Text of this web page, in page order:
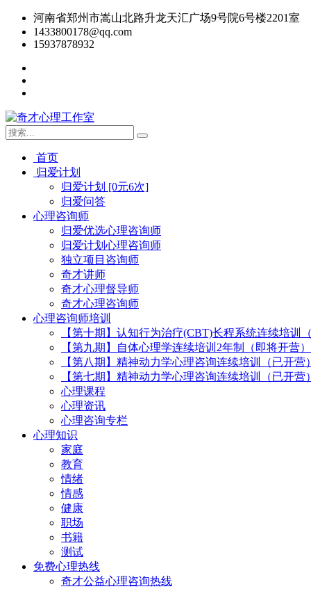
河南省郑州市嵩山北路升龙天汇广场9号院6号楼2201室
1433800178@qq.com
15937878932
首页
归爱计划
归爱计划 [0元6次]
归爱问答
心理咨询师
归爱优选心理咨询师
归爱计划心理咨询师
独立项目咨询师
奇才讲师
奇才心理督导师
奇才心理咨询师
心理咨询师培训
【第十期】认知行为治疗(CBT)长程系统连续培训
【第九期】自体心理学连续培训2年制（即将开营）
【第八期】精神动力学心理咨询连续培训（已开营）
【第七期】精神动力学心理咨询连续培训（已开营）
心理课程
心理资讯
心理咨询专栏
心理知识
家庭
教育
情绪
情感
健康
职场
书籍
测试
免费心理热线
奇才公益心理咨询热线